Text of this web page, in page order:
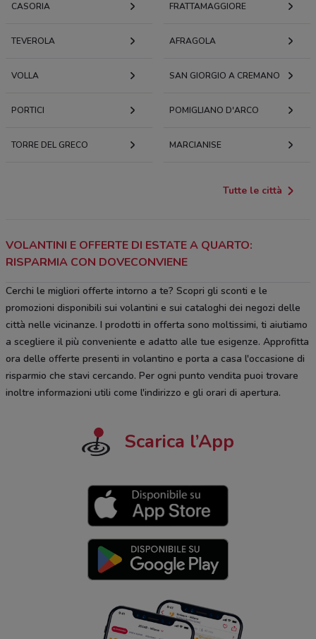
CASORIA FRATTAMAGGIORE
TEVEROLA AFRAGOLA
VOLLA SAN GIORGIO A CREMANO
PORTICI POMIGLIANO D'ARCO
TORRE DEL GRECO MARCIANISE
Tutte le città
VOLANTINI E OFFERTE DI ESTATE A QUARTO:
RISPARMIA CON DOVECONVIENE
Cerchi le migliori offerte intorno a te? Scopri gli sconti e le
promozioni disponibili sui volantini e sui cataloghi dei negozi delle
città nelle vicinanze. I prodotti in offerta sono moltissimi, ti aiutiamo
a scegliere il più conveniente e adatto alle tue esigenze. Approfitta
ora delle offerte presenti in volantino e porta a casa l'occasione di
risparmio che stavi cercando. Per ogni punto vendita puoi trovare
inoltre informazioni utili come l'indirizzo e gli orari di apertura.
Scarica l’App